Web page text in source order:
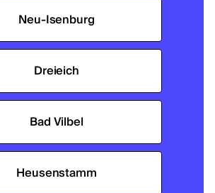
Neu-Isenburg
Dreieich
Bad Vilbel
Heusenstamm